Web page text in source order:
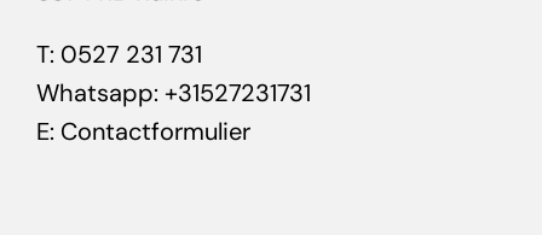
T: 0527 231 731
Whatsapp: +31527231731
E: Contactformulier